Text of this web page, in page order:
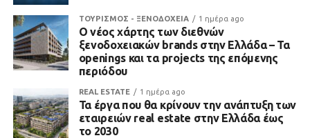
ΤΟΥΡΙΣΜΟΣ - ΞΕΝΟΔΟΧΕΙΑ 1 ημέρα ago
Ο νέος χάρτης των διεθνών
ξενοδοχειακών brands στην Ελλάδα – Τα
openings και τα projects της επόμενης
περιόδου
REAL ESTATE 1 ημέρα ago
Τα έργα που θα κρίνουν την ανάπτυξη των
εταιρειών real estate στην Ελλάδα έως
το 2030